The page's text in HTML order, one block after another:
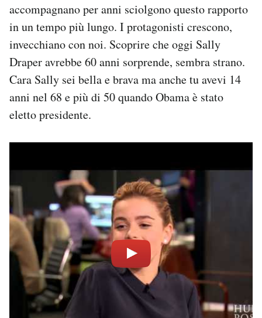
accompagnano per anni sciolgono questo rapporto
in un tempo più lungo. I protagonisti crescono,
invecchiano con noi. Scoprire che oggi Sally
Draper avrebbe 60 anni sorprende, sembra strano.
Cara Sally sei bella e brava ma anche tu avevi 14
anni nel 68 e più di 50 quando Obama è stato
eletto presidente.